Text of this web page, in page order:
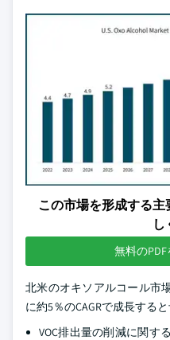
この市場を形成する
し
無料の
北米のオキソアルコール市
に約5％のCAGRで成長する
VOC排出量の削減に関す